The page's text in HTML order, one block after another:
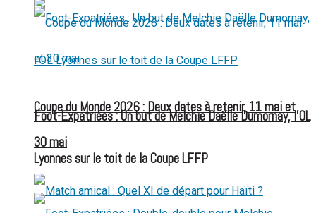
Foot-Expatriées : Un but de Melchie Daëlle Dumornay, l’OL
Lyonnes sur le toit de la Coupe LFFP
Coupe du Monde 2026 : Deux dates à retenir, 11 mai et
30 mai